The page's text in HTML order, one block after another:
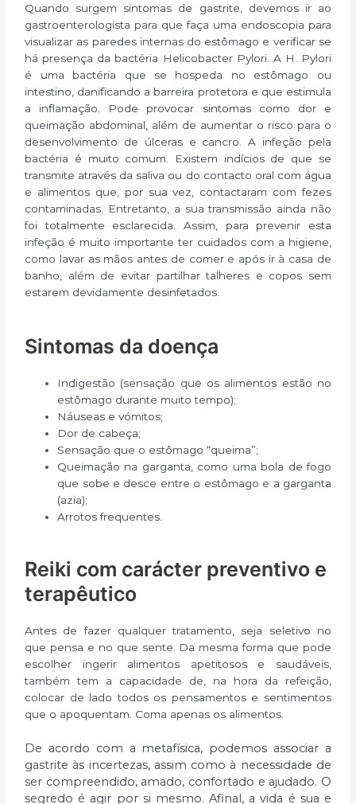
Quando surgem sintomas de gastrite, devemos ir ao
gastroenterologista para que faça uma endoscopia para
visualizar as paredes internas do estômago e verificar se
há presença da bactéria Helicobacter Pylori. A H. Pylori
é uma bactéria que se hospeda no estômago ou
intestino, danificando a barreira protetora e que estimula
a inflamação. Pode provocar sintomas como dor e
queimação abdominal, além de aumentar o risco para o
desenvolvimento de úlceras e cancro. A infeção pela
bactéria é muito comum. Existem indícios de que se
transmite através da saliva ou do contacto oral com água
e alimentos que, por sua vez, contactaram com fezes
contaminadas. Entretanto, a sua transmissão ainda não
foi totalmente esclarecida. Assim, para prevenir esta
infeção é muito importante ter cuidados com a higiene,
como lavar as mãos antes de comer e após ir à casa de
banho, além de evitar partilhar talheres e copos sem
estarem devidamente desinfetados.
Sintomas da doença
Indigestão (sensação que os alimentos estão no
estômago durante muito tempo);
Náuseas e vómitos;
Dor de cabeça;
Sensação que o estômago “queima”;
Queimação na garganta, como uma bola de fogo
que sobe e desce entre o estômago e a garganta
(azia);
Arrotos frequentes.
Reiki com carácter preventivo e
terapêutico
Antes de fazer qualquer tratamento, seja seletivo no
que pensa e no que sente. Da mesma forma que pode
escolher ingerir alimentos apetitosos e saudáveis,
também tem a capacidade de, na hora da refeição,
colocar de lado todos os pensamentos e sentimentos
que o apoquentam. Coma apenas os alimentos.
De acordo com a metafísica, podemos associar a
gastrite às incertezas, assim como à necessidade de
ser compreendido, amado, confortado e ajudado. O
segredo é agir por si mesmo. Afinal, a vida é sua e